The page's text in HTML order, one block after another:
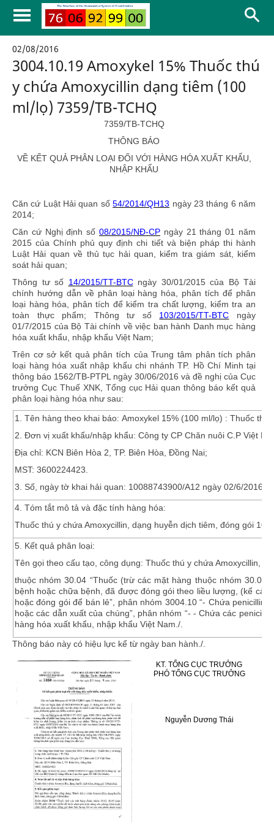
02/08/2016
3004.10.19 Amoxykel 15% Thuốc thú
y chứa Amoxycillin dạng tiêm (100
ml/lọ) 7359/TB-TCHQ
7359/TB-TCHQ
THÔNG BÁO
VỀ KẾT QUẢ PHÂN LOẠI ĐỐI VỚI HÀNG HÓA XUẤT KHẨU,
NHẬP KHẨU
Căn cứ Luật Hải quan số54/2014/QH13 ngày 23 tháng 6 năm
2014;
Căn cứ Nghị định số 08/2015/NĐ-CP ngày 21 tháng 01 năm
2015 của Chính phủ quy định chi tiết và biện pháp thi hành
Luật Hải quan về thủ tục hải quan, kiểm tra giám sát, kiểm
soát hải quan;
Thông tư số 14/2015/TT-BTCngày 30/01/2015 của Bộ Tài
chính hướng dẫn về phân loại hàng hóa, phân tích để phân
loại hàng hóa, phân tích để kiểm tra chất lượng, kiểm tra an
toàn thực phẩm; Thông tư số 103/2015/TT-BTC ngày
01/7/2015 của Bộ Tài chính về việc ban hành Danh mục hàng
hóa xuất khẩu, nhập khẩu Việt Nam;
Trên cơ sở kết quả phân tích của Trung tâm phân tích phân
loại hàng hóa xuất nhập khẩu chi nhánh TP. Hồ Chí Minh tại
thông báo 1562/TB-PTPL ngày 30/06/2016 và đề nghị của Cục
trưởng Cục Thuế XNK, Tổng cục Hải quan thông báo kết quả
phân loại hàng hóa như sau:
1.
Tên hàng theo khai báo: Amoxykel 15% (100 ml/lọ) : Thuốc
2. Đơn vị xuất khẩu/nhập khẩu: Công ty CP Chăn nuôi C.P Việt
Địa chỉ: KCN Biên Hòa 2, TP. Biên Hòa, Đồng Nai;
MST: 3600224423.
3.
Số, ngày tờ khai hải quan: 10088743900/A12 ngày 02/6/2016
4. Tóm tắt mô tả và đặc tính hàng hóa:
Thuốc thú y chứa Amoxycillin, dạng huyễn dịch tiêm, đóng gói
5. Kết quả phân loại:
Tên gọi theo cấu tạo, công dụng: Thuốc thú y chứa Amoxycillin,
thuộc nhóm30.04 “Thuốc (trừ các mặt hàng thuộc nhóm 30.02,
bệnh hoặc chữa bệnh, đã được đóng gói theo liều lượng, (kể cả
hoặc đóng gói để bán lẻ”, phân nhóm 3004.10 “- Chứa penicillin
hoặc các dẫn xuất của chúng”, phân nhóm “- - Chứa các
hàng hóa xuất khẩu, nhập khẩu Việt Nam./.
Thông báo này có hiệu lực kể từ ngày ban hành./.
KT. TỔNG CỤC TRƯỞNG
PHÓ TỔNG CỤC TRƯỞNG
Nguyễn Dương Thái